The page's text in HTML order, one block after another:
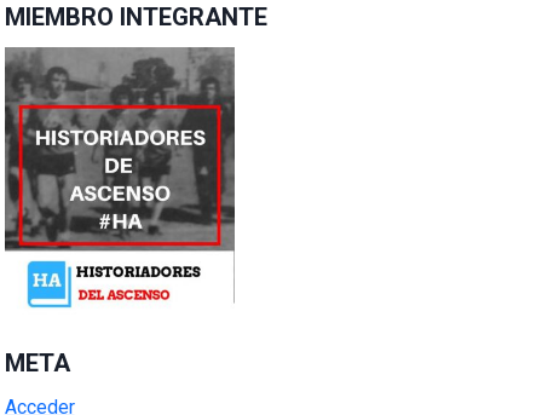
MIEMBRO INTEGRANTE
META
Acceder